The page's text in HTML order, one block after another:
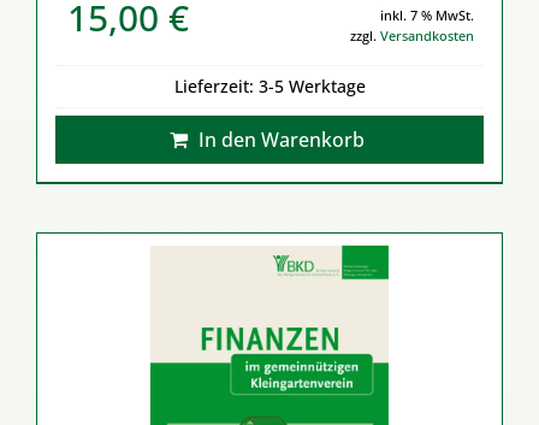
15,00 €
inkl. 7 % MwSt.
zzgl.Versandkosten
Lieferzeit: 3-5 Werktage
In den Warenkorb